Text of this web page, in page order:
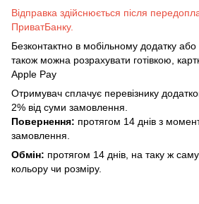
Відправка здійснюється після
ПриватБанку.
Безконтактно в мобільному додатку
також можна розрахувати готівкою,
Apple Pay
Отримувач сплачує перевізнику
2% від суми замовлення.
Повернення: протягом 14 днів з
замовлення.
Обмін: протягом 14 днів, на таку ж
кольору чи розміру.